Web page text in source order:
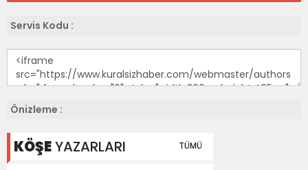
Servis Kodu :
Önizleme :